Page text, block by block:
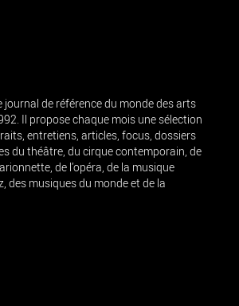
journal de référence du monde des arts
Il propose chaque mois une sélection
entretiens, articles, focus, dossiers
du théâtre, du cirque contemporain, de
de l’opéra, de la musique
des musiques du monde et de la